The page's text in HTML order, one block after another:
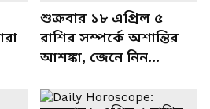
শুক্রবার ১৮ এপ্রিল ৫
রাশির সম্পর্কে অশান্তির
আশঙ্কা, জেনে নিন